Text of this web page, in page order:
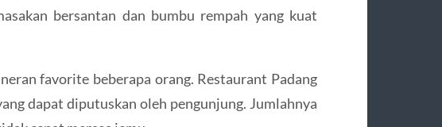
bersantan dan bumbu rempah yang kuat
favorite beberapa orang. Restaurant Padang
dapat diputuskan oleh pengunjung. Jumlahnya